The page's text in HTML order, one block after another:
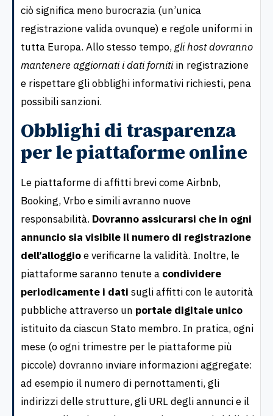
ciò significa meno burocrazia (un’unica
registrazione valida ovunque) e regole uniformi in
tutta Europa. Allo stesso tempo,gli host dovranno
mantenere aggiornati i dati fornitiin registrazione
e rispettare gli obblighi informativi richiesti, pena
possibili sanzioni.
Obblighi di trasparenza
per le piattaforme online
Le piattaforme di affitti brevi come Airbnb,
Booking, Vrbo e simili avranno nuove
responsabilità. Dovranno assicurarsi che in ogni
annuncio sia visibile il numero di registrazione
dell’alloggioe verificarne la validità. Inoltre, le
piattaforme saranno tenute a condividere
periodicamente i dati sugli affitti con le autorità
pubbliche attraverso un portale digitale unico
istituito da ciascun Stato membro. In pratica, ogni
mese (o ogni trimestre per le piattaforme più
piccole) dovranno inviare informazioni aggregate:
ad esempio il numero di pernottamenti, gli
indirizzi delle strutture, gli URL degli annunci e il